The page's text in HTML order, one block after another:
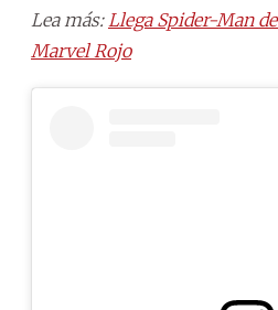
Lea más:Llega Spider-Man
Marvel Rojo